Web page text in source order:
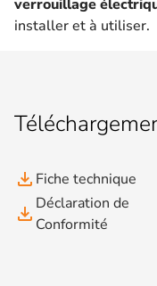
verrouillage
installer et à utiliser.
file_download Fiche technique
file_download Déclaration de
Conformité